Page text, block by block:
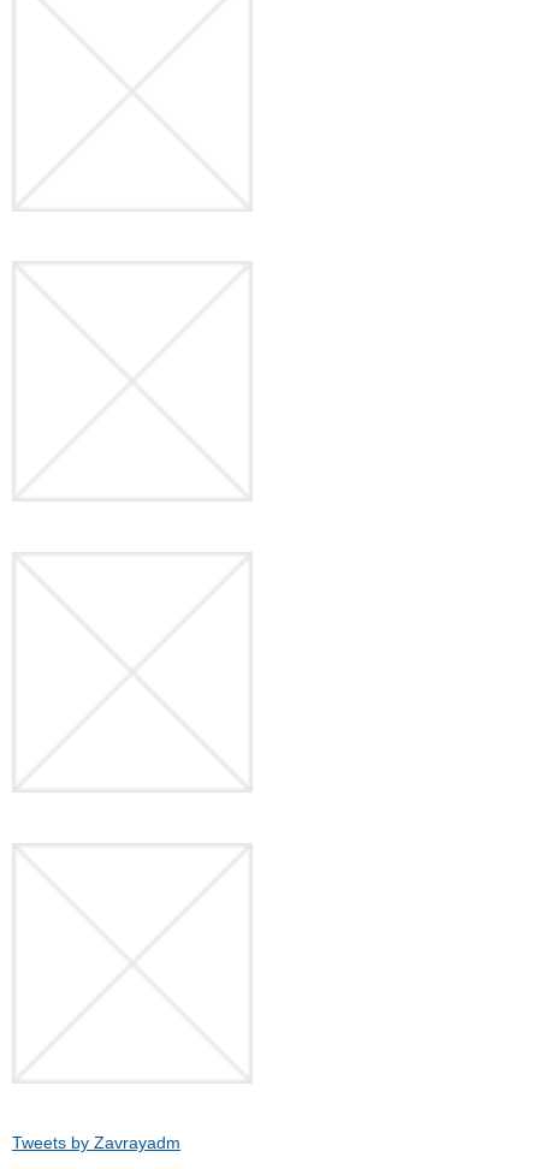
Tweets by Zavrayadm